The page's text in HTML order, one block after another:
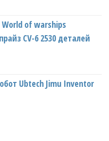
World of warships
CV-6 2530 деталей
Ubtech Jimu Inventor